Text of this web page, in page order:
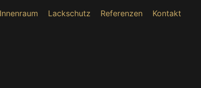
Innenraum Lackschutz Referenzen Kontakt